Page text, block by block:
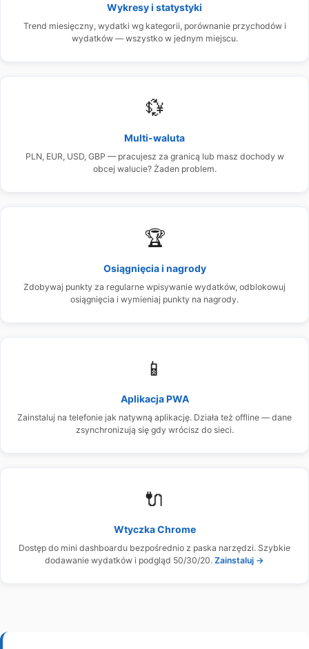
Wykresy i statystyki
Trend miesięczny, wydatki wg kategorii, porównanie przychodów i
wydatków — wszystko w jednym miejscu.
💱
Multi-waluta
PLN, EUR, USD, GBP — pracujesz za granicą lub masz dochody w
obcej walucie? Żaden problem.
🏆
Osiągnięcia i nagrody
Zdobywaj punkty za regularne wpisywanie wydatków, odblokowuj
osiągnięcia i wymieniaj punkty na nagrody.
📱
Aplikacja PWA
Zainstaluj na telefonie jak natywną aplikację. Działa też offline — dane
zsynchronizują się gdy wrócisz do sieci.
🔌
Wtyczka Chrome
Dostęp do mini dashboardu bezpośrednio z paska narzędzi. Szybkie
dodawanie wydatków i podgląd 50/30/20. Zainstaluj →